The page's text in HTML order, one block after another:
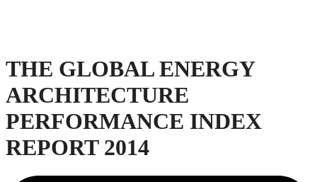
THE GLOBAL ENERGY
ARCHITECTURE
PERFORMANCE INDEX
REPORT 2014